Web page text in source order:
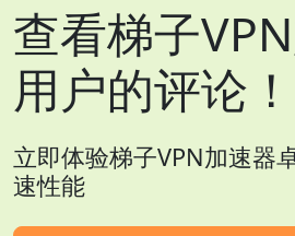
查看梯子
用户的评论！
立即体验梯子VPN加速器
速性能